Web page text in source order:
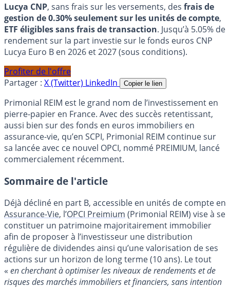
Lucya CNP, sans frais sur les versements, des frais de
gestion de 0.30% seulement sur les unités de compte,
ETF éligibles sans frais de transaction. Jusqu’à 5.05% de
rendement sur la part investie sur le fonds euros CNP
Lucya Euro B en 2026 et 2027 (sous conditions).
Profiter de l'offre
Partager : X (Twitter) LinkedIn Copier le lien
Primonial REIM est le grand nom de l’investissement en
pierre-papier en France. Avec des succès retentissant,
aussi bien sur des fonds en euros immobiliers en
assurance-vie, qu’en SCPI, Primonial REIM continue sur
sa lancée avec ce nouvel OPCI, nommé PREIMIUM, lancé
commercialement récemment.
Sommaire de l'article
Déjà décliné en part B, accessible en unités de compte en
Assurance-Vie, l’OPCI Preimium (Primonial REIM) vise à se
constituer un patrimoine majoritairement immobilier
afin de proposer à l’investisseur une distribution
régulière de dividendes ainsi qu’une valorisation de ses
actions sur un horizon de long terme (10 ans). Le tout
« en cherchant à optimiser les niveaux de rendements et de
risques des marchés immobiliers et financiers, sans intention